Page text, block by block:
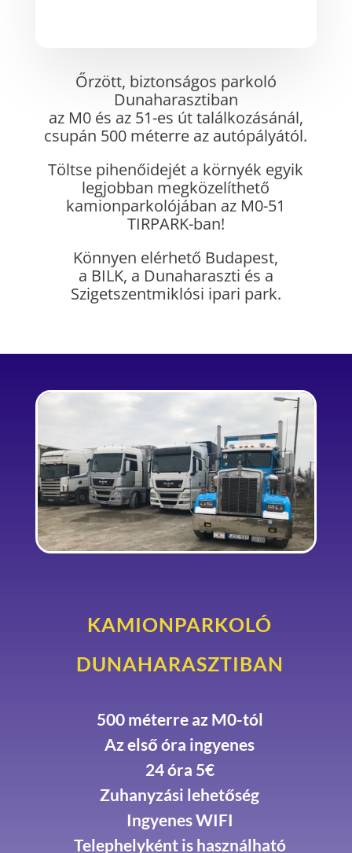
Őrzött, biztonságos parkoló
Dunaharasztiban
az M0 és az 51-es út találkozásánál,
csupán 500 méterre az autópályától.
Töltse pihenőidejét a környék egyik
legjobban megközelíthető
kamionparkolójában az M0-51
TIRPARK-ban!
Könnyen elérhető Budapest,
a BILK, a Dunaharaszti és a
Szigetszentmiklósi ipari park.
KAMIONPARKOLÓ
DUNAHARASZTIBAN
500 méterre az M0-tól
Az első óra ingyenes
24 óra 5€
Zuhanyzási lehetőség
Ingyenes WIFI
Telephelyként is használható